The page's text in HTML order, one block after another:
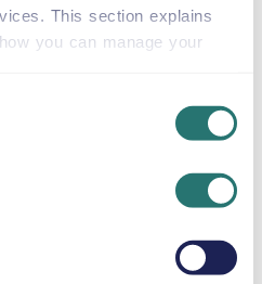
This section explains
you can manage your